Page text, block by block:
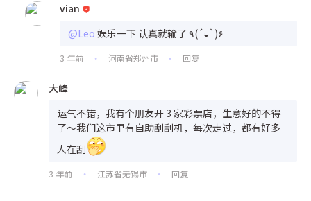
vian
@Leo
娱乐一下 认真就输了 ٩(´◒`)۶
3 年前 • 河南省郑州市 • 回复
大峰
运气不错，我有个朋友开 3 家彩票店，生意好的不得
了～我们这市里有自助刮刮机，每次走过，都有好多
人在刮
3 年前 • 江苏省无锡市 • 回复